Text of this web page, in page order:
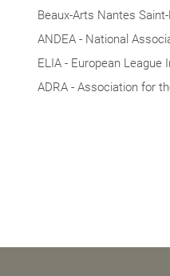
Beaux-Arts Nantes
ANDEA - National
ELIA - European
ADRA - Association for